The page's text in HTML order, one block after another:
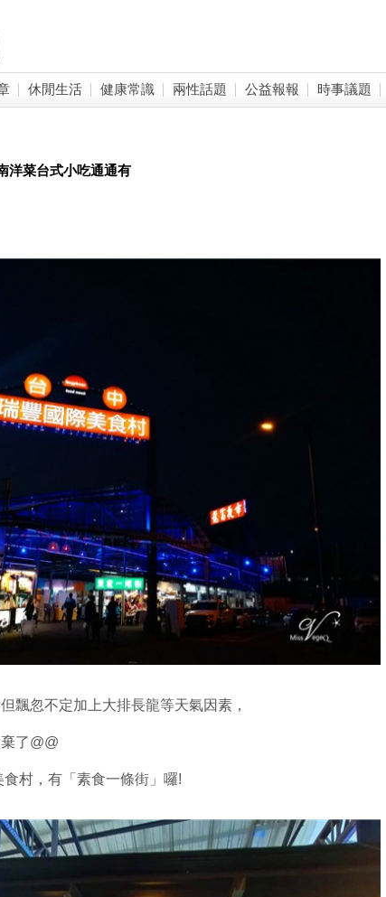
休閒生活 健康常識 兩性話題 公益報報 時事議題
洋菜台式小吃通通有
飄忽不定加上大排長龍等天氣因素，
了@@
村，有「素食一條街」囉!